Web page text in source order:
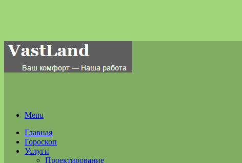
Menu
Главная
Гороскоп
Услуги
Проектирование